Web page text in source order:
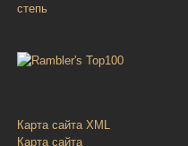
степь
Карта сайта XML
Карта сайта